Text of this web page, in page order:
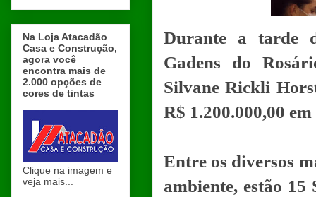
Durante a tarde
Gadens do
Silvane Rickli
R$ 1.200.000,00
Entre os diversos
ambiente, estão
Na Loja Atacadão
Casa e Construção,
agora você
encontra mais de
2.000 opções de
cores de tintas
Clique na imagem e
veja mais...